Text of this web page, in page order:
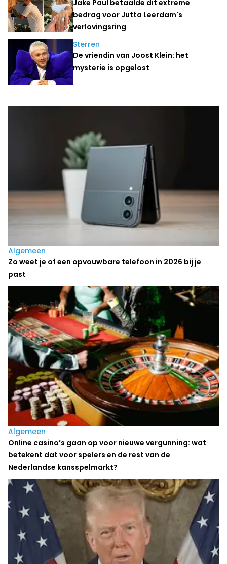
Jake Paul betaalde dit extreme
bedrag voor Jutta Leerdam's
verlovingsring
Sterren
De vriendin van Joost Klein: het
mysterie is opgelost
Laatste nieuws
Algemeen
Zo weet je of een opvouwbare telefoon in 2026 bij je
past
Algemeen
Online casino’s gaan op voor nieuwe vergunning: wat
betekent dat voor spelers en de rest van de
Nederlandse kansspelmarkt?